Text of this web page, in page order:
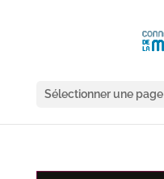
Sélectionner une page